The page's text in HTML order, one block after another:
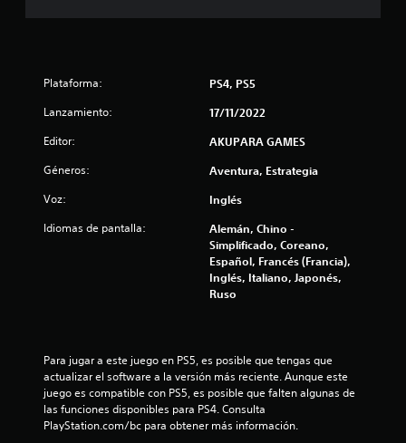
s
e
Plataforma: PS4, PS5
Lanzamiento: 17/11/2022
Editor: AKUPARA GAMES
Géneros: Aventura, Estrategia
Voz: Inglés
Idiomas de pantalla:
Alemán, Chino -
Simplificado, Coreano,
Español, Francés (Francia),
Inglés, Italiano, Japonés,
Ruso
Para jugar a este juego en PS5, es posible que tengas que
actualizar el software a la versión más reciente. Aunque este
juego es compatible con PS5, es posible que falten algunas de
las funciones disponibles para PS4. Consulta
PlayStation.com/bc para obtener más información.